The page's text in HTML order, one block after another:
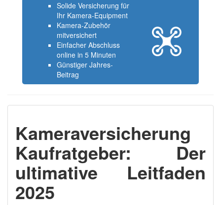
Solide Versicherung für
Ihr Kamera-Equipment
Kamera-Zubehör
mitversichert
Einfacher Abschluss
online in 5 Minuten
Günstiger Jahres-
Beitrag
Kameraversicherung
Kaufratgeber: Der
ultimative Leitfaden
2025